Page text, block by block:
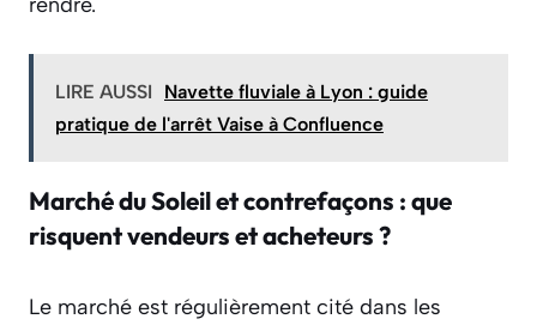
rendre.
LIRE AUSSI
Navette fluviale à Lyon : guide
pratique de l'arrêt Vaise à Confluence
Marché du Soleil et contrefaçons : que
risquent vendeurs et acheteurs ?
Le marché est régulièrement cité dans les